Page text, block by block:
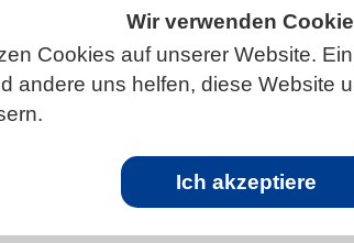
Wir verwenden
Cookies auf unserer Website.
andere uns helfen, diese Website
Ich akzeptiere
Bedeutungen